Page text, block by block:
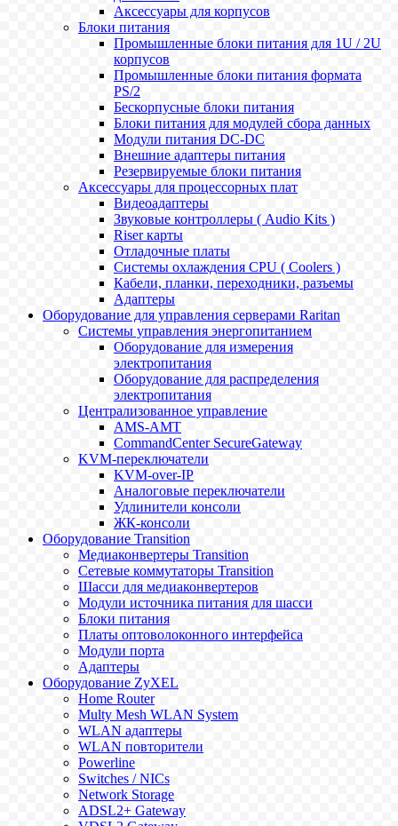
Аксессуары для корпусов
Блоки питания
Промышленные блоки питания для 1U / 2U
корпусов
Промышленные блоки питания формата
PS/2
Бескорпусные блоки питания
Блоки питания для модулей сбора данных
Модули питания DC-DC
Внешние адаптеры питания
Резервируемые блоки питания
Аксессуары для процессорных плат
Видеоадаптеры
Звуковые контроллеры ( Audio Kits )
Riser карты
Отладочные платы
Системы охлаждения CPU ( Coolers )
Кабели, планки, переходники, разъемы
Адаптеры
Оборудование для управления серверами Raritan
Системы управления энергопитанием
Оборудование для измерения
электропитания
Оборудование для распределения
электропитания
Централизованное управление
AMS-AMT
CommandCenter SecureGateway
KVM-переключатели
KVM-over-IP
Аналоговые переключатели
Удлинители консоли
ЖК-консоли
Оборудование Transition
Медиаконвертеры Transition
Сетевые коммутаторы Transition
Шасси для медиаконвертеров
Модули источника питания для шасси
Блоки питания
Платы оптоволоконного интерфейса
Модули порта
Адаптеры
Оборудование ZyXEL
Home Router
Multy Mesh WLAN System
WLAN адаптеры
WLAN повторители
Powerline
Switches / NICs
Network Storage
ADSL2+ Gateway